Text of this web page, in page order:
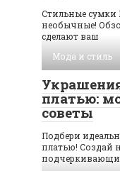
Стильные сумки
необычные!
сделают ваш
Мода и стиль
платью:
советы
Подбери
платью! Создай